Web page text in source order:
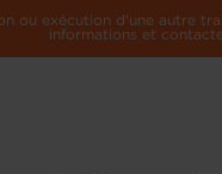
ou exécution d'une autre
informations et